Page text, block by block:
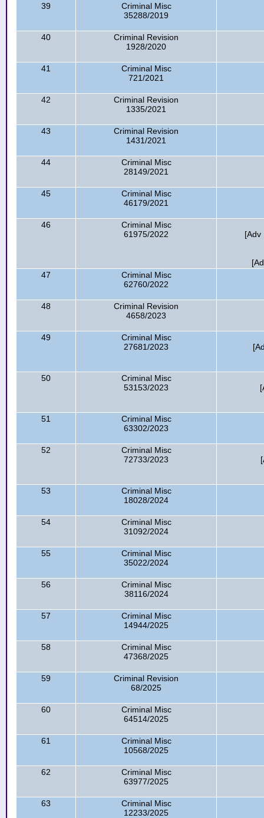
39
Criminal Misc
35288/2019
40
Criminal Revision
1928/2020
41
Criminal Misc
721/2021
42
Criminal Revision
1335/2021
43
Criminal Revision
1431/2021
44
Criminal Misc
28149/2021
45
Criminal Misc
46179/2021
46
Criminal Misc
61975/2022
[Adv
47
Criminal Misc
62760/2022
48
Criminal Revision
4658/2023
49
Criminal Misc
27681/2023
50
Criminal Misc
53153/2023
51
Criminal Misc
63302/2023
52
Criminal Misc
72733/2023
53
Criminal Misc
18028/2024
54
Criminal Misc
31092/2024
55
Criminal Misc
35022/2024
56
Criminal Misc
38116/2024
57
Criminal Misc
14944/2025
58
Criminal Misc
47368/2025
59
Criminal Revision
68/2025
60
Criminal Misc
64514/2025
61
Criminal Misc
10568/2025
62
Criminal Misc
63977/2025
63
Criminal Misc
12233/2025